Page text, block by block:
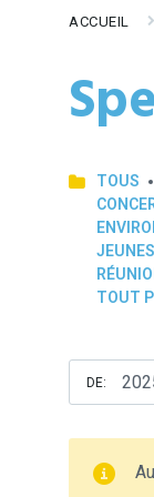
ACCUEIL
TOUS
JEUNES
TOUT
DE: